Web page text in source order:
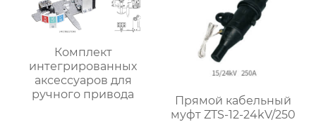
Комплект
интегрированных
аксессуаров для
ручного привода
Прямой кабельный
муфт ZTS-12-24kV/250